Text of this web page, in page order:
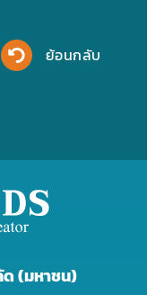
ย้อนกลับ
(มหาชน)